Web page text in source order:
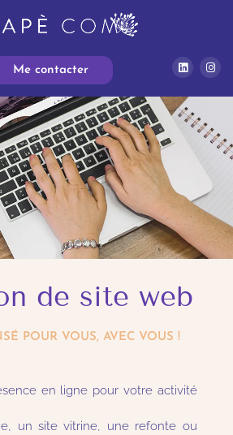
Me contacter
de site web
POUR VOUS, AVEC VOUS !
en ligne pour votre activité
un site vitrine, une refonte ou